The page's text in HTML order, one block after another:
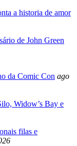
a historia de amor
de John Green
da Comic Con ago
Widow’s Bay e
filas e